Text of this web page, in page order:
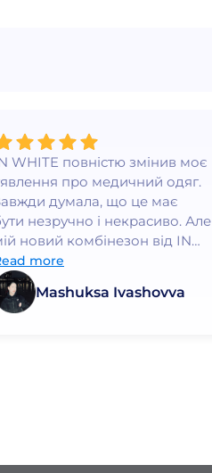
WHITE повністю змінив моє
про медичний одяг.
думала, що це має
незручно і некрасиво. Але
новий комбінезон від IN
- це любов з першого
Він ідеально сидить, а
просто неймовірна. Я
працюю в медичній сфері
more
Mashuksa Ivashovva